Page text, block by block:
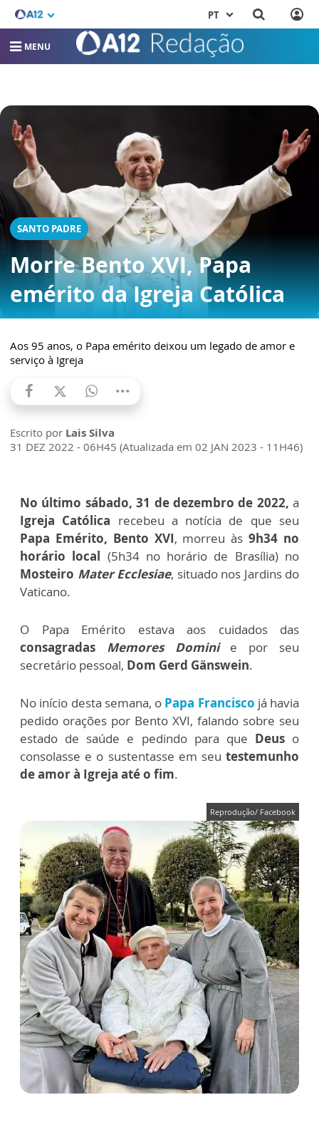
PT
MENU
SANTO PADRE
Morre Bento XVI, Papa
emérito da Igreja Católica
Aos 95 anos, o Papa emérito deixou um legado de amor e
serviço à Igreja
Escrito por Lais Silva
31 DEZ 2022 - 06H45 (Atualizada em 02 JAN 2023 - 11H46)
No último sábado, 31 de dezembro de 2022, a
Igreja Católica recebeu a notícia de que seu
Papa Emérito, Bento XVI, morreu às9h34 no
horário local (5h34 no horário de Brasília)no
Mosteiro Mater Ecclesiae, situado nos Jardins do
Vaticano.
O Papa Emérito estava aos cuidados das
consagradas Memores Dominie por seu
secretário pessoal, Dom Gerd Gänswein.
No início desta semana, o Papa Francisco já havia
pedido orações por Bento XVI, falando sobre seu
estado de saúde e pedindo para que Deus o
consolasse e o sustentasse em seu testemunho
de amor à Igreja até o fim.
Reprodução/ Facebook